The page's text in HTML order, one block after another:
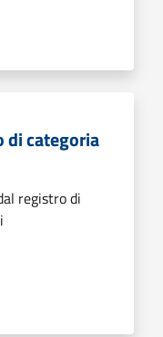
di categoria
registro di